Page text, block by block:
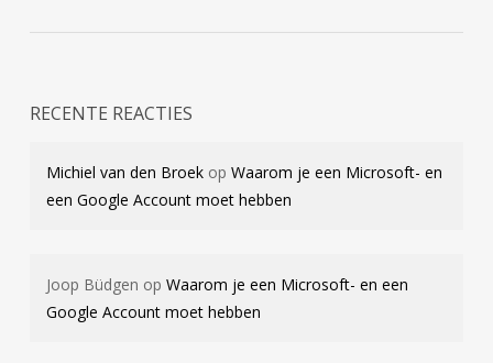
RECENTE REACTIES
Michiel van den Broekop Waarom je een Microsoft- en
een Google Account moet hebben
Joop Büdgen op Waarom je een Microsoft- en een
Google Account moet hebben